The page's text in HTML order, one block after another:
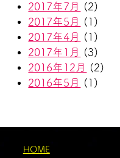
2017年7月
(2)
2017年5月
(1)
2017年4月
(1)
2017年1月
(3)
2016年12月
(2)
2016年5月
(1)
HOME